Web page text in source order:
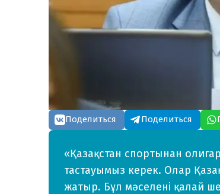
Поделиться Поделиться
«Қазақстан спортынан
тастауымыз керек. Олар
жатыр. Бұл мәселені қалай